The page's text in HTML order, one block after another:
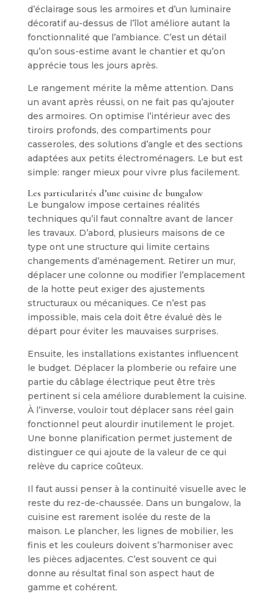
d’éclairage sous les armoires et d’un luminaire
décoratif au-dessus de l’îlot améliore autant la
fonctionnalité que l’ambiance. C’est un détail
qu’on sous-estime avant le chantier et qu’on
apprécie tous les jours après.
Le rangement mérite la même attention. Dans
un avant après réussi, on ne fait pas qu’ajouter
des armoires. On optimise l’intérieur avec des
tiroirs profonds, des compartiments pour
casseroles, des solutions d’angle et des sections
adaptées aux petits électroménagers. Le but est
simple: ranger mieux pour vivre plus facilement.
Les particularités d’une cuisine de bungalow
Le bungalow impose certaines réalités
techniques qu’il faut connaître avant de lancer
les travaux. D’abord, plusieurs maisons de ce
type ont une structure qui limite certains
changements d’aménagement. Retirer un mur,
déplacer une colonne ou modifier l’emplacement
de la hotte peut exiger des ajustements
structuraux ou mécaniques. Ce n’est pas
impossible, mais cela doit être évalué dès le
départ pour éviter les mauvaises surprises.
Ensuite, les installations existantes influencent
le budget. Déplacer la plomberie ou refaire une
partie du câblage électrique peut être très
pertinent si cela améliore durablement la cuisine.
À l’inverse, vouloir tout déplacer sans réel gain
fonctionnel peut alourdir inutilement le projet.
Une bonne planification permet justement de
distinguer ce qui ajoute de la valeur de ce qui
relève du caprice coûteux.
Il faut aussi penser à la continuité visuelle avec le
reste du rez-de-chaussée. Dans un bungalow, la
cuisine est rarement isolée du reste de la
maison. Le plancher, les lignes de mobilier, les
finis et les couleurs doivent s’harmoniser avec
les pièces adjacentes. C’est souvent ce qui
donne au résultat final son aspect haut de
gamme et cohérent.